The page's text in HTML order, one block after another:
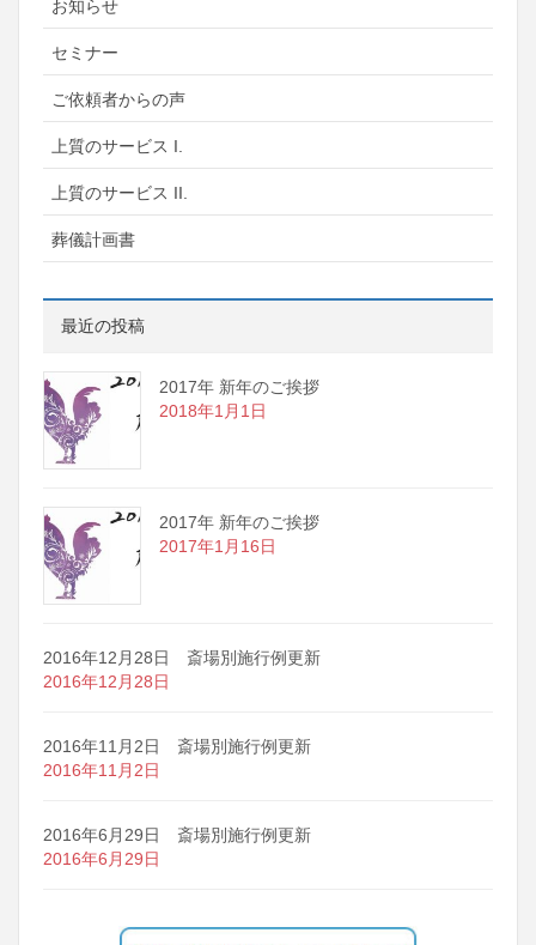
お知らせ
セミナー
ご依頼者からの声
上質のサービス I.
上質のサービス II.
葬儀計画書
最近の投稿
2017年 新年のご挨拶
2018年1月1日
2017年 新年のご挨拶
2017年1月16日
2016年12月28日 斎場別施行例更新
2016年12月28日
2016年11月2日 斎場別施行例更新
2016年11月2日
2016年6月29日 斎場別施行例更新
2016年6月29日